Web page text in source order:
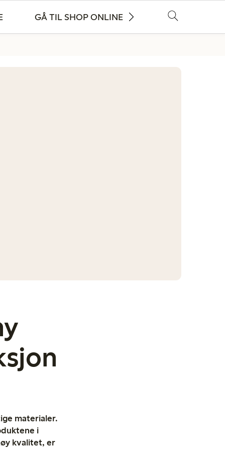
GÅ TIL SHOP ONLINE
materialer.
i
kvalitet, er